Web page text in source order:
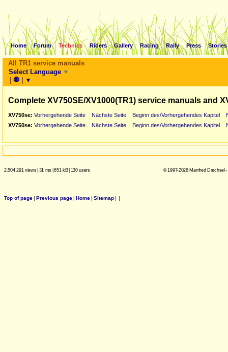
Home Forum Technics Riders Gallery Racing Rally Press Stories
All TR1 service manuals
Select Language ▼
| 🛑 | ▼
Complete XV750SE/XV1000(TR1) service manuals and
XV750se: Vorhergehende Seite Nächste Seite Beginn des/Vorhergehendes Kapitel
XV750se: Vorhergehende Seite Nächste Seite Beginn des/Vorhergehendes Kapitel
2.504.291 views| 31 ms |651 kB| 130 users © 1997-2026 Manfred Drechsel
Top of page| Previous page| Home| Sitemap| |